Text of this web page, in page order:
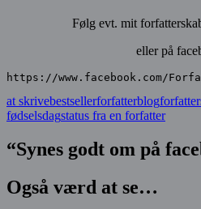
Følg evt. mit
eller på
https://www.facebook.com/
at skrivebestsellerforfatterblog
fødselsdagstatus fra en forfatter
“Synes godt om på
Også værd at se…